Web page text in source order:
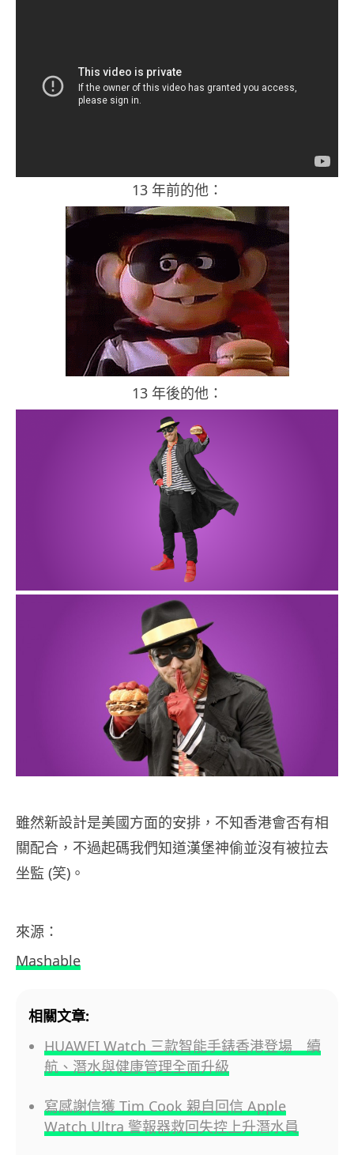
13 年前的他：
13 年後的他：
雖然新設計是美國方面的安排，不知香港會否有相
關配合，不過起碼我們知道漢堡神偷並沒有被拉去
坐監 (笑)。
來源：
Mashable
相關文章:
HUAWEI Watch 三款智能手錶香港登場 續
航、潛水與健康管理全面升級
寫感謝信獲 Tim Cook 親自回信 Apple
Watch Ultra 警報器救回失控上升潛水員